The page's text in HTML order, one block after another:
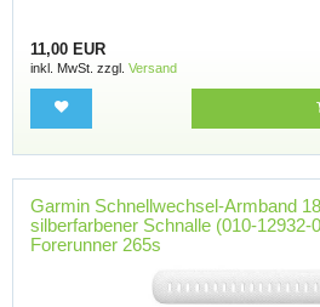
11,00 EUR
inkl. MwSt. zzgl. Versand
Garmin Schnellwechsel-Armband
silberfarbener Schnalle (010-12932-
Forerunner 265s